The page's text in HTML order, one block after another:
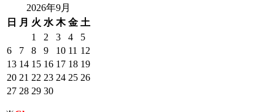
2026年9月
日
月 火 水 木 金 土
1
2 3 4
5
6
7 8 9 10 11 12
13 14 15 16 17 18 19
20 21 22 23 24 25 26
27 28 29 30